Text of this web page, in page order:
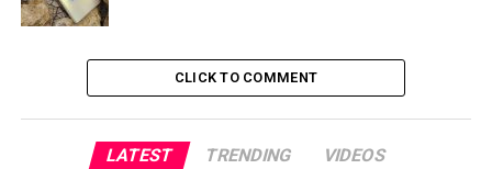
CLICK TO COMMENT
LATEST TRENDING VIDEOS